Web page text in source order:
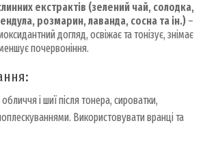
екстрактів (зелений чай, солодка,
розмарин, лаванда, сосна та ін.) –
догляд, освіжає та тонізує, знімає
почервоніння.
і шиї після тонера, сироватки,
Використовувати вранці та